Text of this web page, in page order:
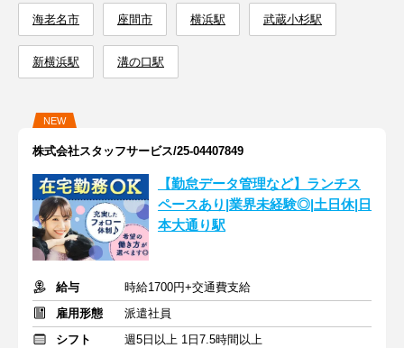
海老名市 座間市 横浜駅 武蔵小杉駅
新横浜駅 溝の口駅
NEW
株式会社スタッフサービス/25-04407849
【勤怠データ管理など】ランチス
ペースあり|業界未経験◎|土日休|日
本大通り駅
給与
時給1700円+交通費支給
雇用形態
派遣社員
シフト
週5日以上 1日7.5時間以上